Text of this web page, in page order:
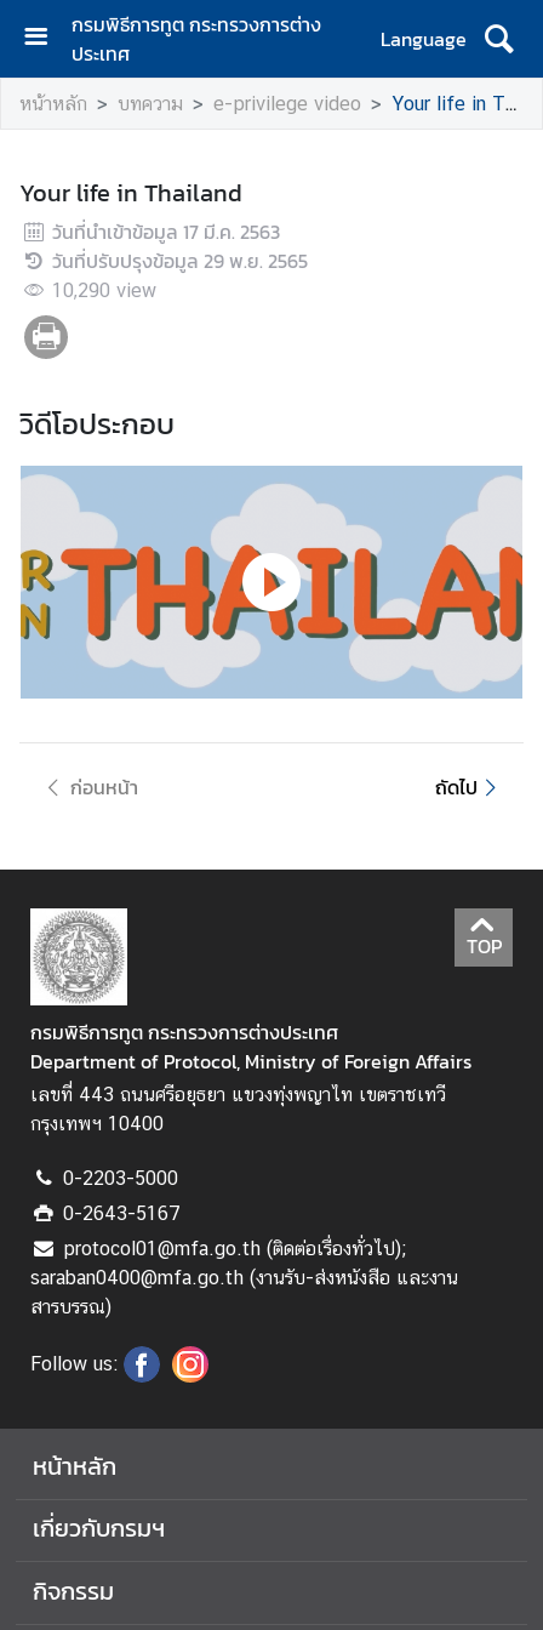
กรมพิธีการทูต กระทรวงการต่าง
ประเทศ
Language
ห
น้
ลั
ก
เ
กี่
ย
ว
บ
ร
ข่
ร
พั
น
ธ์
D
i
p
l
o
m
t
i
c
a
n
C
n
s
u
a
L
หน้าหลัก บทความ e-privilege video Your life in Thailand
Your life in Thailand
วันที่นำเข้าข้อมูล 17 มี.ค. 2563
วันที่ปรับปรุงข้อมูล 29 พ.ย. 2565
10,290 view
วิดีโอประกอบ
ก่อนหน้า ถัดไป
TOP
กรมพิธีการทูต กระทรวงการต่างประเทศ
Department of Protocol, Ministry of Foreign Affairs
เลขที่ 443 ถนนศรีอยุธยา แขวงทุ่งพญาไท เขตราชเทวี
กรุงเทพฯ 10400
0-2203-5000
0-2643-5167
protocol01@mfa.go.th (ติดต่อเรื่องทั่วไป);
saraban0400@mfa.go.th (งานรับ-ส่งหนังสือ และงาน
สารบรรณ)
Follow us:
หน้าหลัก
เกี่ยวกับกรมฯ
กิจกรรม